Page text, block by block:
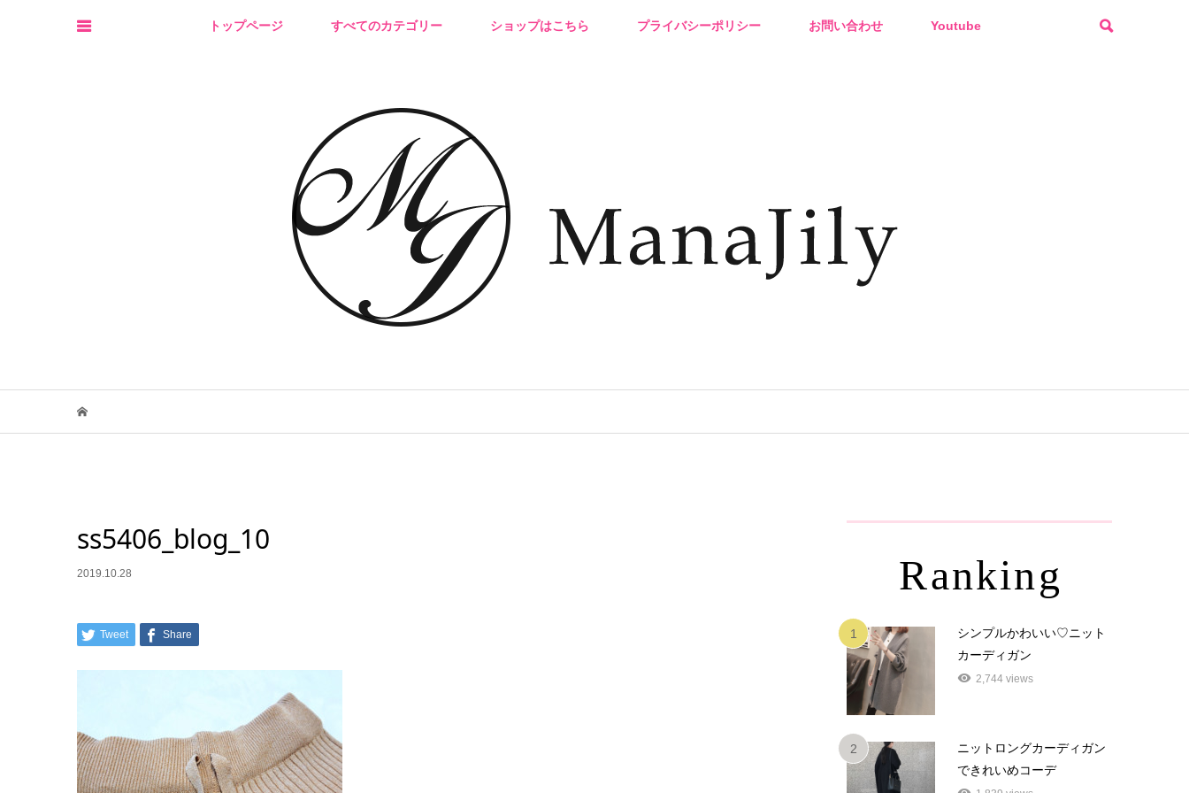
トップページ すべてのカテゴリー ショップはこちら プライバシーポリシー お問い合わせ Youtube
ss5406_blog_10
2019.10.28
Tweet Share
Ranking
1
シンプルかわいい♡ニット
カーディガン
2,744 views
2
ニットロングカーディガン
できれいめコーデ